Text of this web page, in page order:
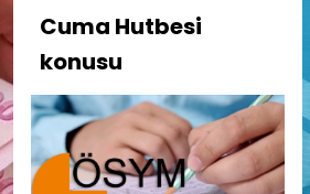
Cuma Hutbesi
konusu